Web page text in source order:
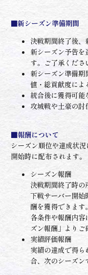
■新シーズン準備期間
決戦期間終了後、
新シーズン予告を
す。ご了承くださ
新シーズン準備
値・総貢献度によ
統合後に獲得可能
攻城戦や土豪の討
■報酬について
シーズン順位や達成状
開始時に配布されます。
シーズン報酬
決戦期間終了時
下戦サーバー開始
酬を獲得できます。
各条件や報酬内
ズン報酬」よりご
実績評価報酬
実績の達成で得ら
合、次のシーズン